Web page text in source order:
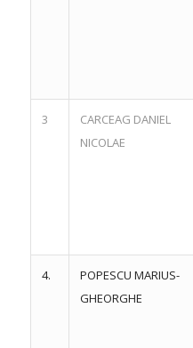
3
CARCEAG DANIEL
NICOLAE
4.
POPESCU MARIUS-
GHEORGHE